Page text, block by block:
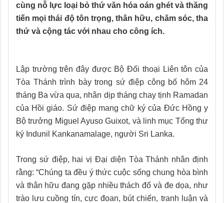
cùng nỗ lực loại bỏ thứ văn hóa oán ghét và thăng
tiến mọi thái độ tôn trọng, thân hữu, chăm sóc, tha
thứ và cộng tác với nhau cho công ích.
Lập trường trên đây được Bộ Đối thoại Liên tôn của
Tòa Thánh trình bày trong sứ điệp công bố hôm 24
tháng Ba vừa qua, nhân dịp tháng chay tịnh Ramadan
của Hồi giáo. Sứ điệp mang chữ ký của Đức Hồng y
Bộ trưởng Miguel Ayuso Guixot, và linh mục Tổng thư
ký Indunil Kankanamalage, người Sri Lanka.
Trong sứ điệp, hai vị Đại diện Tòa Thánh nhân định
rằng: “Chúng ta đều ý thức cuộc sống chung hòa bình
và thân hữu đang gặp nhiều thách đố và đe dọa, như
trào lưu cuồng tín, cực đoan, bút chiến, tranh luận và